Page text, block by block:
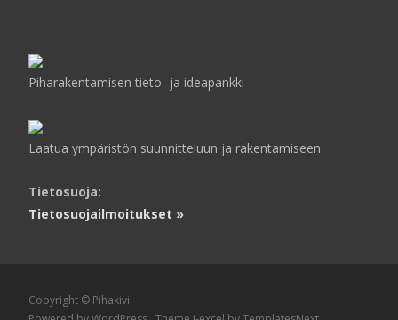
Piharakentamisen tieto- ja ideapankki
Laatua ympäristön suunnitteluun ja rakentamiseen
Tietosuoja:
Tietosuojailmoitukset »
Copyright © Pihakivi